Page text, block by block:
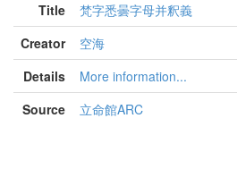
Title
梵字悉曇字母并釈義
Creator
空海
Details
More information...
Source
立命館ARC